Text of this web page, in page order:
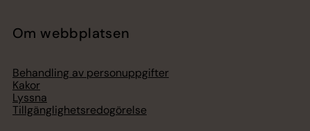
Om webbplatsen
Behandling av personuppgifter
Kakor
Lyssna
Tillgänglighetsredogörelse